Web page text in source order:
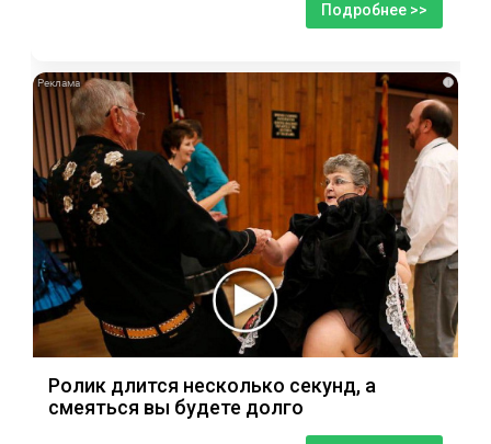
Подробнее >>
i
Ролик длится несколько секунд, а
смеяться вы будете долго